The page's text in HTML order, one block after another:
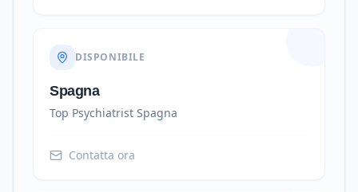
DISPONIBILE
Spagna
Top Psychiatrist Spagna
Contatta ora